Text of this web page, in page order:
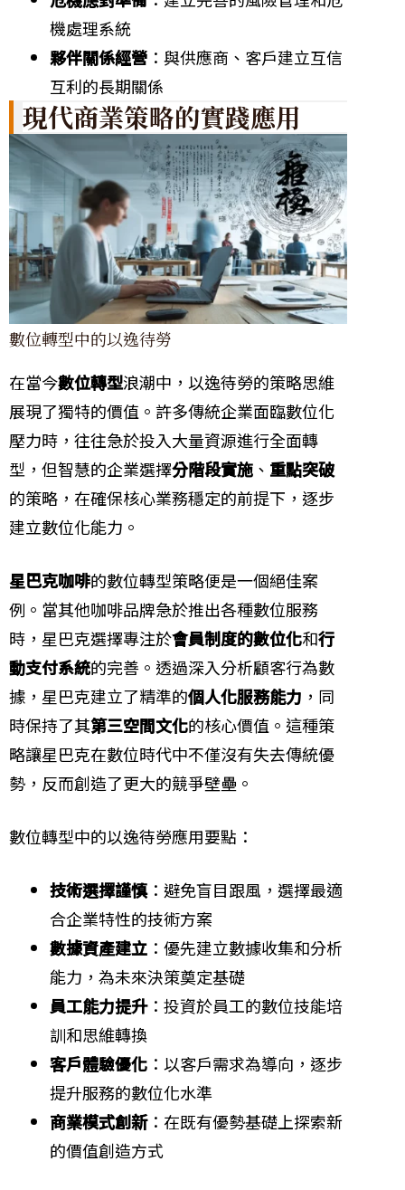
機處理系統
夥伴關係經營 ：與供應商、客戶建立互信
互利的長期關係
現代商業策略的實踐應用
數位轉型中的以逸待勞
在當今數位轉型浪潮中，以逸待勞的策略思維
展現了獨特的價值。許多傳統企業面臨數位化
壓力時，往往急於投入大量資源進行全面轉
型，但智慧的企業選擇分階段實施 、 重點突破
的策略，在確保核心業務穩定的前提下，逐步
建立數位化能力。
星巴克咖啡的數位轉型策略便是一個絕佳案
例。當其他咖啡品牌急於推出各種數位服務
時，星巴克選擇專注於會員制度的數位化和行
動支付系統的完善。透過深入分析顧客行為數
據，星巴克建立了精準的個人化服務能力 ，同
時保持了其第三空間文化的核心價值。這種策
略讓星巴克在數位時代中不僅沒有失去傳統優
勢，反而創造了更大的競爭壁壘。
數位轉型中的以逸待勞應用要點：
技術選擇謹慎：避免盲目跟風，選擇最適
合企業特性的技術方案
數據資產建立 ：優先建立數據收集和分析
能力，為未來決策奠定基礎
員工能力提升：投資於員工的數位技能培
訓和思維轉換
客戶體驗優化 ：以客戶需求為導向，逐步
提升服務的數位化水準
商業模式創新：在既有優勢基礎上探索新
的價值創造方式